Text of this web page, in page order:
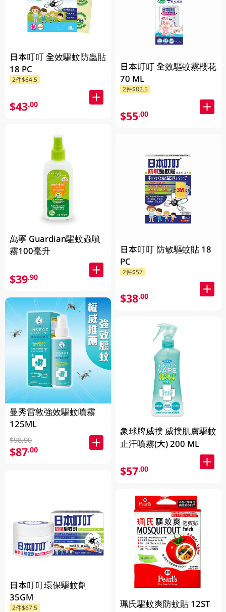
日本叮叮 全效驅蚊防蟲貼
18 PC
2件$64.5
$43.00
萬寧 Guardian驅蚊蟲噴
霧100毫升
$39.90
曼秀雷敦強效驅蚊噴霧
125ML
$98.90
$87.00
日本叮叮環保驅蚊劑
35GM
2件$67.5
日本叮叮 全效驅蚊霧櫻花
70 ML
2件$82.5
$55.00
日本叮叮 防敏驅蚊貼 18
PC
2件$57
$38.00
象球牌威撲 威撲肌膚驅蚊
止汗噴霧(大) 200 ML
$57.00
珮氏驅蚊爽防蚊貼 12ST